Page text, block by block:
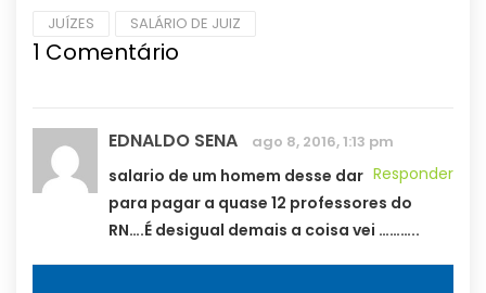
JUÍZES SALÁRIO DE JUIZ
1 Comentário
EDNALDO SENA ago 8, 2016, 1:13 pm
Responder
salario de um homem desse dar
para pagar a quase 12 professores do
RN….É desigual demais a coisa vei ………..